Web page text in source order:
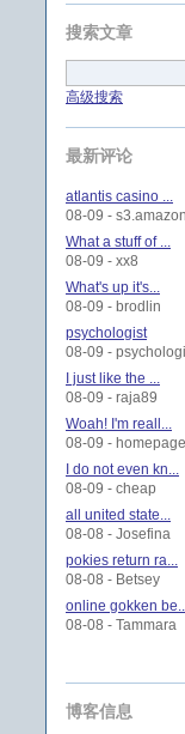
搜索文章
高级搜索
最新评论
atlantis casino ...
08-09 -
What a stuff of ...
08-09 - xx8
What's up it's...
08-09 - brodlin
psychologist
08-09 -
I just like the ...
08-09 - raja89
Woah! I'm reall...
08-09 - homepage
I do not even kn...
08-09 - cheap
all united state...
08-08 - Josefina
pokies return ra...
08-08 - Betsey
online gokken
08-08 - Tammara
博客信息